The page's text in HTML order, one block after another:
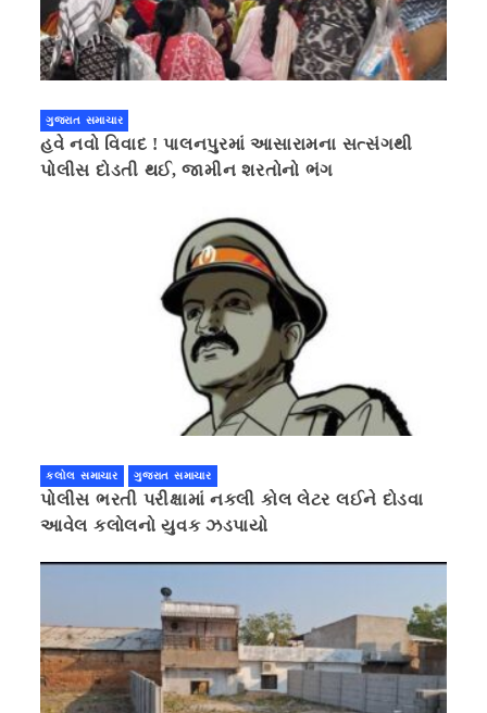
ગુજરાત સમાચાર
હવે નવો વિવાદ ! પાલનપુરમાં આસારામના સત્સંગથી
પોલીસ દોડતી થઈ, જામીન શરતોનો ભંગ
કલોલ સમાચાર ગુજરાત સમાચાર
પોલીસ ભરતી પરીક્ષામાં નકલી કોલ લેટર લઈને દોડવા
આવેલ કલોલનો યુવક ઝડપાયો